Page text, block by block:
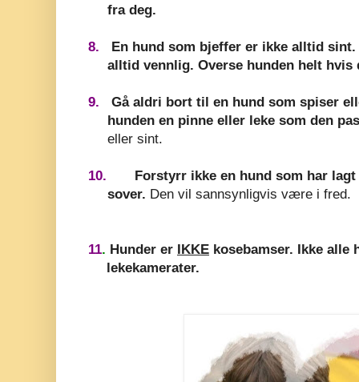
fra deg.
8. En hund som bjeffer er ikke alltid
alltid vennlig. Overse hunden helt hvis
9. Gå aldri bort til en hund som spiser
hunden en pinne eller leke som den
eller sint.
10. Forstyrr ikke en hund som har lagt
sover. Den vil sannsynligvis være i fred.
11. Hunder er IKKE kosebamser. Ikke alle
lekekamerater.